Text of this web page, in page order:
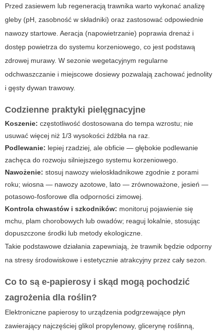
Przed zasiewem lub regeneracją trawnika warto wykonać analizę
gleby (pH, zasobność w składniki) oraz zastosować odpowiednie
nawozy startowe. Aeracja (napowietrzanie) poprawia drenaż i
dostęp powietrza do systemu korzeniowego, co jest podstawą
zdrowej murawy. W sezonie wegetacyjnym regularne
odchwaszczanie i miejscowe dosiewy pozwalają zachować jednolity
i gęsty dywan trawowy.
Codzienne praktyki pielęgnacyjne
Koszenie: częstotliwość dostosowana do tempa wzrostu; nie
usuwać więcej niż 1/3 wysokości źdźbła na raz.
Podlewanie: lepiej rzadziej, ale obficie — głębokie podlewanie
zachęca do rozwoju silniejszego systemu korzeniowego.
Nawożenie: stosuj nawozy wieloskładnikowe zgodnie z porami
roku; wiosna — nawozy azotowe, lato — zrównoważone, jesień —
potasowo‑fosforowe dla odporności zimowej.
Kontrola chwastów i szkodników: monitoruj pojawienie się
mchu, plam chorobowych lub owadów; reaguj lokalnie, stosując
dopuszczone środki lub metody ekologiczne.
Takie podstawowe działania zapewniają, że trawnik będzie odporny
na stresy środowiskowe i estetycznie atrakcyjny przez cały sezon.
Co to są e‑papierosy i skąd mogą pochodzić
zagrożenia dla roślin?
Elektroniczne papierosy to urządzenia podgrzewające płyn
zawierający najczęściej glikol propylenowy, glicerynę roślinną,